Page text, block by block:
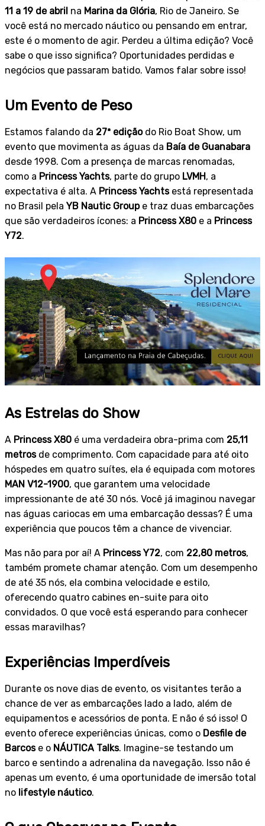
11 a 19 de abril na Marina da Glória, Rio de Janeiro. Se
você está no mercado náutico ou pensando em entrar,
este é o momento de agir. Perdeu a última edição? Você
sabe o que isso significa? Oportunidades perdidas e
negócios que passaram batido. Vamos falar sobre isso!
Um Evento de Peso
Estamos falando da 27ª ediçãodo Rio Boat Show, um
evento que movimenta as águas da Baía de Guanabara
desde 1998. Com a presença de marcas renomadas,
como a Princess Yachts, parte do grupo LVMH, a
expectativa é alta. A Princess Yachtsestá representada
no Brasil pela YB Nautic Groupe traz duas embarcações
que são verdadeiros ícones: a Princess X80 e a Princess
Y72.
As Estrelas do Show
A Princess X80 é uma verdadeira obra-prima com 25,11
metrosde comprimento. Com capacidade para até oito
hóspedes em quatro suítes, ela é equipada com motores
MAN V12-1900, que garantem uma velocidade
impressionante de até 30 nós. Você já imaginou navegar
nas águas cariocas em uma embarcação dessas? É uma
experiência que poucos têm a chance de vivenciar.
Mas não para por aí! A Princess Y72, com 22,80 metros,
também promete chamar atenção. Com um desempenho
de até 35 nós, ela combina velocidade e estilo,
oferecendo quatro cabines en-suite para oito
convidados. O que você está esperando para conhecer
essas maravilhas?
Experiências Imperdíveis
Durante os nove dias de evento, os visitantes terão a
chance de ver as embarcações lado a lado, além de
equipamentos e acessórios de ponta. E não é só isso! O
evento oferece experiências únicas, como o Desfile de
Barcose o NÁUTICA Talks. Imagine-se testando um
barco e sentindo a adrenalina da navegação. Isso não é
apenas um evento, é uma oportunidade de imersão total
no lifestyle náutico.